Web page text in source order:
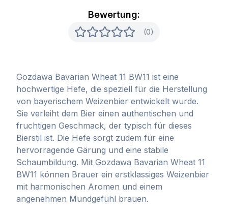
Bewertung:
(0)
Gozdawa Bavarian Wheat 11 BW11 ist eine
hochwertige Hefe, die speziell für die Herstellung
von bayerischem Weizenbier entwickelt wurde.
Sie verleiht dem Bier einen authentischen und
fruchtigen Geschmack, der typisch für dieses
Bierstil ist. Die Hefe sorgt zudem für eine
hervorragende Gärung und eine stabile
Schaumbildung. Mit Gozdawa Bavarian Wheat 11
BW11 können Brauer ein erstklassiges Weizenbier
mit harmonischen Aromen und einem
angenehmen Mundgefühl brauen.